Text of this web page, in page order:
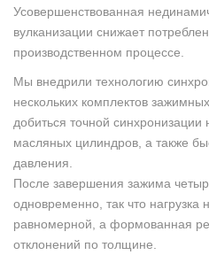
Усовершенствованная
вулканизации снижает
производственном процессе.
Мы внедрили технологию
нескольких комплектов
добиться точной синхронизации
масляных цилиндров, а также
давления.
После завершения зажима
одновременно, так что нагрузка
равномерной, а формованная
отклонений по толщине.